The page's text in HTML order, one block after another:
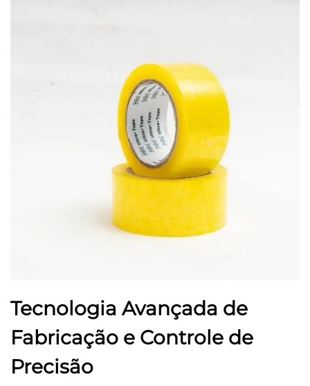
Tecnologia Avançada de
Fabricação e Controle de
Precisão